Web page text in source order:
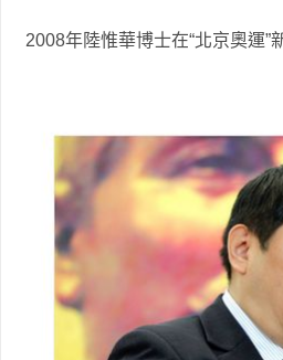
2008年陸惟華博士在“北京奧運